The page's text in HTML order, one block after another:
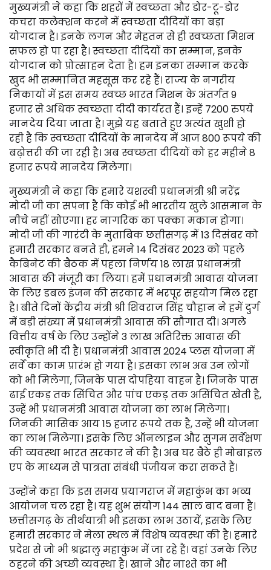
मुख्यमंत्री ने कहा कि शहरों में स्वच्छता और डोर-टू-डोर
कचरा कलेक्शन करने में स्वच्छता दीदियों का बड़ा
योगदान है। इनके लगन और मेहतन से ही स्वच्छता मिशन
सफल हो पा रहा है। स्वच्छता दीदियों का सम्मान, इनके
योगदान को प्रोत्साहन देता है। हम इनका सम्मान करके
खुद भी सम्मानित महसूस कर रहे हैं। राज्य के नगरीय
निकायों में इस समय स्वच्छ भारत मिशन के अंतर्गत 9
हजार से अधिक स्वच्छता दीदी कार्यरत हैं। इन्हें 7200 रुपये
मानदेय दिया जाता है। मुझे यह बताते हुए अत्यंत खुशी हो
रही है कि स्वच्छता दीदियों के मानदेय में आज 800 रूपये की
बढ़ोत्तरी की जा रही है। अब स्वच्छता दीदियों को हर महीने 8
हजार रूपये मानदेय मिलेगा।
मुख्यमंत्री ने कहा कि हमारे यशस्वी प्रधानमंत्री श्री नरेंद्र
मोदी जी का सपना है कि कोई भी भारतीय खुले आसमान के
नीचे नहीं सोएगा। हर नागरिक का पक्का मकान होगा।
मोदी जी की गारंटी के मुताबिक छत्तीसगढ़ में 13 दिसंबर को
हमारी सरकार बनते ही, हमने 14 दिसंबर 2023 को पहले
कैबिनेट की बैठक में पहला निर्णय 18 लाख प्रधानमंत्री
आवास की मंजूरी का लिया। हमें प्रधानमंत्री आवास योजना
के लिए डबल इंजन की सरकार में भरपूर सहयोग मिल रहा
है। बीते दिनों केंद्रीय मंत्री श्री शिवराज सिंह चौहान ने हमें दुर्ग
में बड़ी संख्या में प्रधानमंत्री आवास की सौगात दी। अगले
वित्तीय वर्ष के लिए उन्होंने 3 लाख अतिरिक्त आवास की
स्वीकृति भी दी है। प्रधानमंत्री आवास 2024 प्लस योजना में
सर्वे का काम प्रारंभ हो गया है। इसका लाभ अब उन लोगों
को भी मिलेगा, जिनके पास दोपहिया वाहन है। जिनके पास
ढाई एकड़ तक सिंचित और पांच एकड़ तक असिंचित खेती है,
उन्हें भी प्रधानमंत्री आवास योजना का लाभ मिलेगा।
जिनकी मासिक आय 15 हजार रूपये तक है, उन्हें भी योजना
का लाभ मिलेगा। इसके लिए ऑनलाइन और सुगम सर्वेक्षण
की व्यवस्था भारत सरकार ने की है। अब घर बैठे ही मोबाइल
एप के माध्यम से पात्रता संबंधी पंजीयन करा सकते हैं।
उन्होंने कहा कि इस समय प्रयागराज में महाकुंभ का भव्य
आयोजन चल रहा है। यह शुभ संयोग 144 साल बाद बना है।
छत्तीसगढ़ के तीर्थयात्री भी इसका लाभ उठायें, इसके लिए
हमारी सरकार ने मेला स्थल में विशेष व्यवस्था की है। हमारे
प्रदेश से जो भी श्रद्धालु महाकुंभ में जा रहे हैं। वहां उनके लिए
ठहरने की अच्छी व्यवस्था है। खाने और नाश्ते का भी